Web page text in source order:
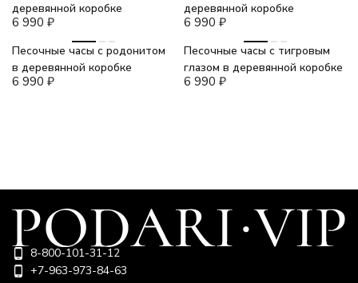
деревянной коробке
6 990 ₽
деревянной коробке
6 990 ₽
Песочные часы с родонитом
в деревянной коробке
6 990 ₽
Песочные часы с тигровым
глазом в деревянной коробке
6 990 ₽
8-800-101-31-12
+7-963-973-84-63